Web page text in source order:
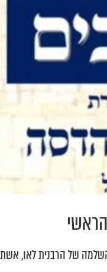
של הרבנית לאו, אשת